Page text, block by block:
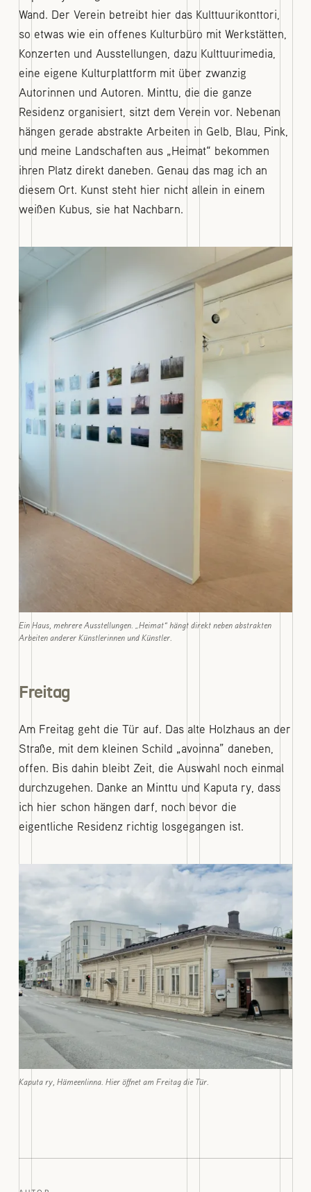
Wand. Der Verein betreibt hier das Kulttuurikonttori,
so etwas wie ein offenes Kulturbüro mit Werkstätten,
Konzerten und Ausstellungen, dazu Kulttuurimedia,
eine eigene Kulturplattform mit über zwanzig
Autorinnen und Autoren. Minttu, die die ganze
Residenz organisiert, sitzt dem Verein vor. Nebenan
hängen gerade abstrakte Arbeiten in Gelb, Blau, Pink,
und meine Landschaften aus „Heimat“ bekommen
ihren Platz direkt daneben. Genau das mag ich an
diesem Ort. Kunst steht hier nicht allein in einem
weißen Kubus, sie hat Nachbarn.
Ein Haus, mehrere Ausstellungen. „Heimat“ hängt direkt neben abstrakten
Arbeiten anderer Künstlerinnen und Künstler.
Freitag
Am Freitag geht die Tür auf. Das alte Holzhaus an der
Straße, mit dem kleinen Schild „avoinna” daneben,
offen. Bis dahin bleibt Zeit, die Auswahl noch einmal
durchzugehen. Danke an Minttu und Kaputa ry, dass
ich hier schon hängen darf, noch bevor die
eigentliche Residenz richtig losgegangen ist.
Kaputa ry, Hämeenlinna. Hier öffnet am Freitag die Tür.